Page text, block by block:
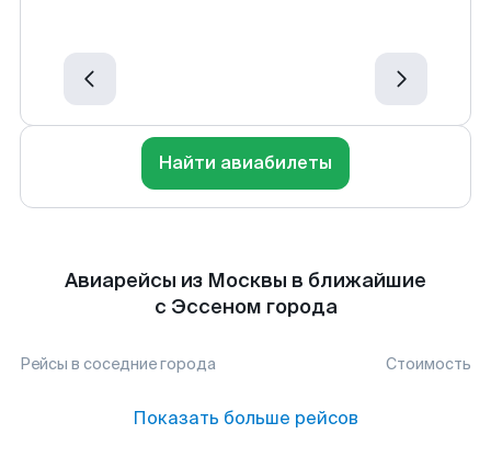
Найти авиабилеты
Авиарейсы из Москвы в ближайшие
с Эссеном города
Рейсы в соседние города Стоимость
Показать больше рейсов